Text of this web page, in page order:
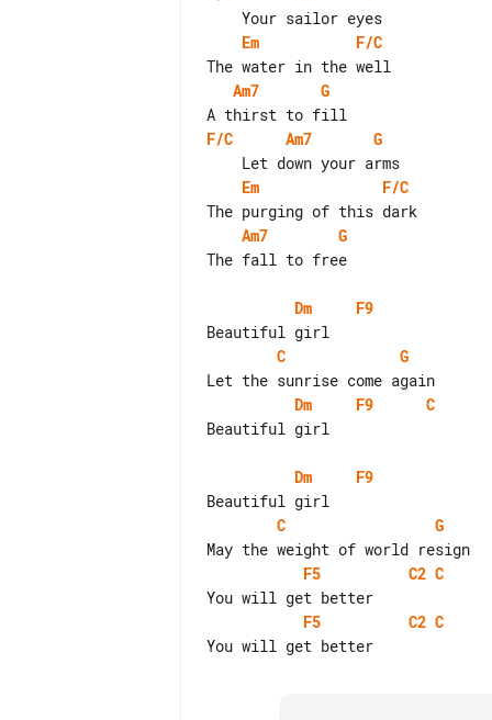
Em
F/C
Am7
G
F/C
Am7
G
Em
F/C
Am7
G
The fall to free
Dm
F9
C
G
Dm
F9
C
Beautiful girl
Dm
F9
C
G
F5
C2 C
F5
C2 C